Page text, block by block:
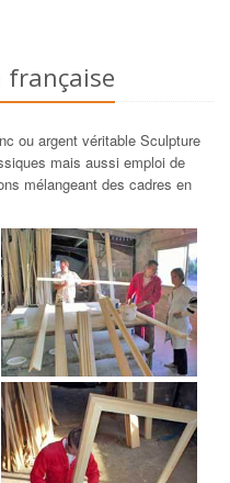
ou argent véritable Sculpture
mais aussi emploi de
mélangeant des cadres en